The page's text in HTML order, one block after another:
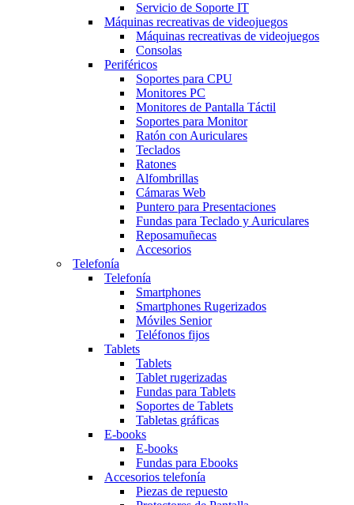
Servicio de Soporte IT
Máquinas recreativas de videojuegos
Máquinas recreativas de videojuegos
Consolas
Periféricos
Soportes para CPU
Monitores PC
Monitores de Pantalla Táctil
Soportes para Monitor
Ratón con Auriculares
Teclados
Ratones
Alfombrillas
Cámaras Web
Puntero para Presentaciones
Fundas para Teclado y Auriculares
Reposamuñecas
Accesorios
Telefonía
Telefonía
Smartphones
Smartphones Rugerizados
Móviles Senior
Teléfonos fijos
Tablets
Tablets
Tablet rugerizadas
Fundas para Tablets
Soportes de Tablets
Tabletas gráficas
E-books
E-books
Fundas para Ebooks
Accesorios telefonía
Piezas de repuesto